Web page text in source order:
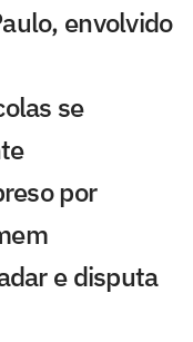
envolvido
se
por
e disputa